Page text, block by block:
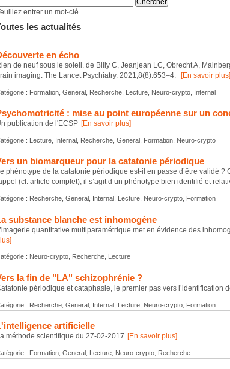
entrer un mot-clé.
les actualités
en écho
de neuf sous le soleil. de Billy C, Jeanjean LC, Obrecht A,
imaging. The Lancet Psychiatry. 2021;8(8):653–4.
[En savoir plus]
: Formation, General, Recherche, Lecture, Neuro-crypto, Internal
: mise au point européenne sur un
publication de l'ECSP [En savoir plus]
: Lecture, Internal, Recherche, General, Formation, Neuro-crypto
un biomarqueur pour la catatonie périodique
Le phénotype de la catatonie périodique est-il en passe d’être validé
(cf. article complet), il s’agit d’un phénotype bien identifié et
: Recherche, General, Internal, Lecture, Neuro-crypto, Formation
substance blanche est inhomogène
quantitative multiparamétrique met en évidence des
: Neuro-crypto, Recherche, Lecture
la fin de "LA" schizophrénie ?
périodique et cataphasie, le premier pas vers l’identification
: Recherche, General, Internal, Lecture, Neuro-crypto, Formation
artificielle
méthode scientifique du 27-02-2017 [En savoir plus]
: Formation, General, Lecture, Neuro-crypto, Recherche